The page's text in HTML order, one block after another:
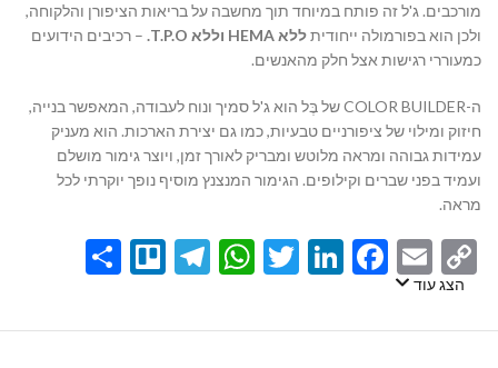
מורכבים. ג'ל זה פותח במיוחד תוך מחשבה על בריאות הציפורן והלקוחה,
ולכן הוא בפורמולה ייחודיתללא HEMA וללא T.P.O.
– רכיבים הידועים
כמעוררי רגישות אצל חלק מהאנשים.
ה-COLOR BUILDER של בֶּל הוא ג'ל סמיך ונוח לעבודה, המאפשר בנייה,
חיזוק ומילוי של ציפורניים טבעיות, כמו גם יצירת הארכות. הוא מעניק
עמידות גבוהה ומראה מלוטש ומבריק לאורך זמן, ויוצר גימור מושלם
ועמיד בפני שברים וקילופים. הגימור המנצנץ מוסיף נופך יוקרתי לכל
מראה.
Copy
Link
Email
Facebook
LinkedIn
Twitter
WhatsApp
Telegram
Trello
הצג עוד